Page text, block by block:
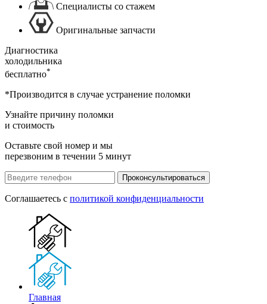
Специалисты со стажем
Оригинальные запчасти
Диагностика
холодильника
бесплатно*
*Производится в случае устранение поломки
Узнайте причину поломки
и стоимость
Оставьте свой номер и мы
перезвоним в течении 5 минут
Проконсультироваться
Соглашаетесь с политикой конфиденциальности
Главная